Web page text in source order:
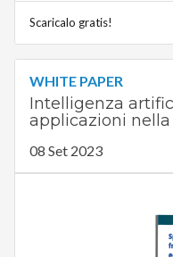
Scaricalo gratis!
WHITE PAPER
Intelligenza
applicazioni
08 Set 2023